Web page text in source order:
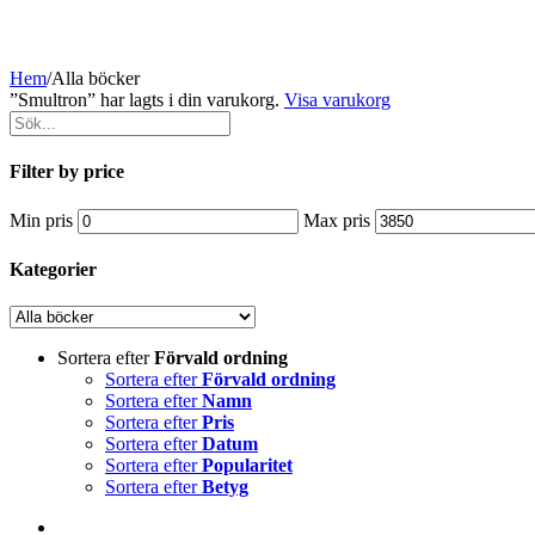
Hem/Alla böcker
”Smultron” har lagts i din varukorg. Visa varukorg
Filter by price
Min pris Max pris
Kategorier
Sortera efterFörvald ordning
Sortera efterFörvald ordning
Sortera efterNamn
Sortera efterPris
Sortera efterDatum
Sortera efterPopularitet
Sortera efterBetyg